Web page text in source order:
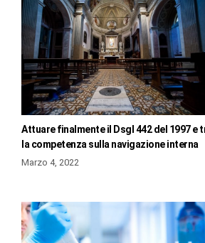
Attuare finalmente il Dsgl 442 del 1997 e
la competenza sulla navigazione interna
Marzo 4, 2022